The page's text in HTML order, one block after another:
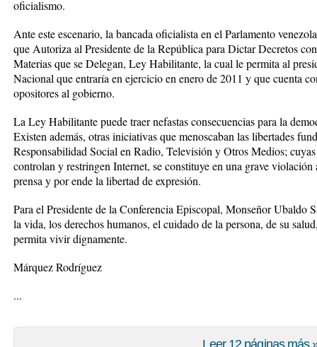
oficialismo.
Ante este escenario, la bancada oficialista en el Parlamento
que Autoriza al Presidente de la República para Dictar Decretos
Materias que se Delegan, Ley Habilitante, la cual le permita al
Nacional que entraría en ejercicio en enero de 2011 y que cuenta
opositores al gobierno.
La Ley Habilitante puede traer nefastas consecuencias para la
Existen además, otras iniciativas que menoscaban las libertades
Responsabilidad Social en Radio, Televisión y Otros Medios;
controlan y restringen Internet, se constituye en una grave
prensa y por ende la libertad de expresión.
Para el Presidente de la Conferencia Episcopal, Monseñor Ubaldo
la vida, los derechos humanos, el cuidado de la persona, de su
permita vivir dignamente.
Márquez Rodríguez
...
Leer 12 páginas más